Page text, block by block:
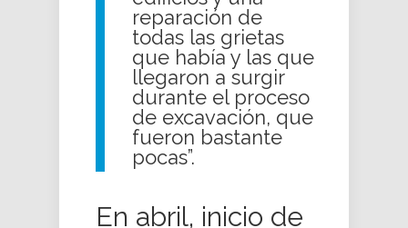
reparación de
todas las grietas
que había y las que
llegaron a surgir
durante el proceso
de excavación, que
fueron bastante
pocas”.
En abril, inicio de